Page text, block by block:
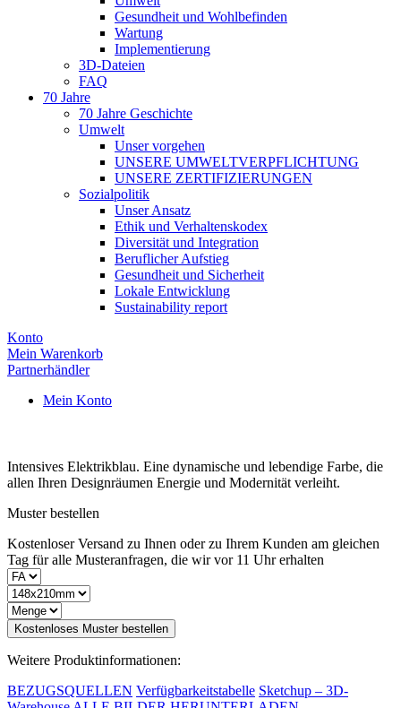
Gesundheit und Wohlbefinden
Wartung
Implementierung
3D-Dateien
FAQ
70 Jahre
70 Jahre Geschichte
Umwelt
Unser vorgehen
UNSERE UMWELTVERPFLICHTUNG
UNSERE ZERTIFIZIERUNGEN
Sozialpolitik
Unser Ansatz
Ethik und Verhaltenskodex
Diversität und Integration
Beruflicher Aufstieg
Gesundheit und Sicherheit
Lokale Entwicklung
Sustainability report
Konto
Mein Warenkorb
Partnerhändler
Mein Konto
Intensives Elektrikblau. Eine dynamische und lebendige Farbe, die
allen Ihren Designräumen Energie und Modernität verleiht.
Muster bestellen
Kostenloser Versand zu Ihnen oder zu Ihrem Kunden am gleichen
Tag für alle Musteranfragen, die wir vor 11 Uhr erhalten
Kostenloses Muster bestellen
Weitere Produktinformationen:
BEZUGSQUELLEN Verfügbarkeitstabelle Sketchup – 3D-